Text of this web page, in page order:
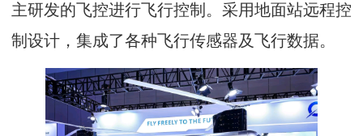
主研发的飞控进行飞行控制。采用地面站远程控
制设计，集成了各种飞行传感器及飞行数据。